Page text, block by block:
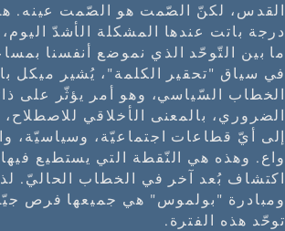
القدس، لكنّ الصّمت هو الصّمت عينه.
درجة باتت عندها المشكلة الأشدّ
ما بين التّوحّد الذي نموضع أنفسنا
في سياق "تحقير الكلمة"، يُشير ميكل
الخطاب السّياسي، وهو أمر يؤثّر على
الضروري، بالمعنى الأخلاقي
إلى أيّ قطاعات اجتماعيّة، وسياسيّة،
واع. وهذه هي النّقطة التي يستطيع
ومبادرة "بولموس" هي جميعها فرص
توحّد هذه الفترة.